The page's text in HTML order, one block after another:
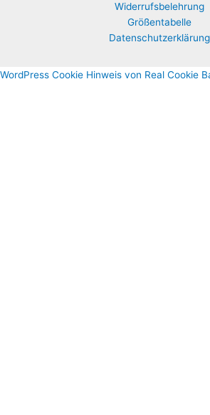
Widerrufsbelehrung
Größentabelle
Datenschutzerklärung
WordPress Cookie Hinweis von Real Cookie